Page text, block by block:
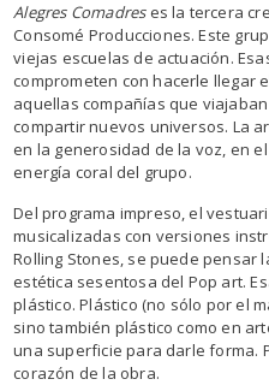
Alegres Comadreses la tercera
Consomé Producciones. Este
viejas escuelas de actuación.
comprometen con hacerle llegar
aquellas compañías que
compartir nuevos universos. La
en la generosidad de la voz, en
energía coral del grupo.
Del programa impreso, el
musicalizadas con versiones
Rolling Stones, se puede pensar
estética sesentosa del Pop art.
plástico. Plástico (no sólo por el
sino también plástico como en
una superficie para darle forma.
corazón de la obra.